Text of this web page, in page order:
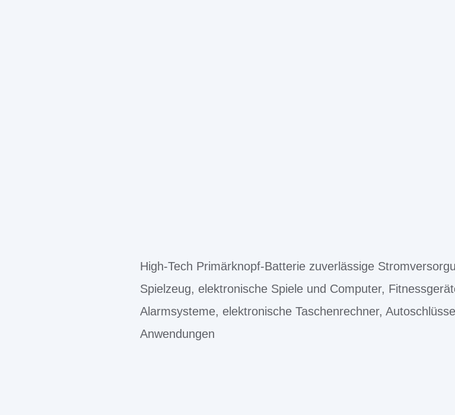
High-Tech Primärknopf-Batterie zuverlässige
Spielzeug, elektronische Spiele und Computer,
Alarmsysteme, elektronische Taschenrechner,
Anwendungen